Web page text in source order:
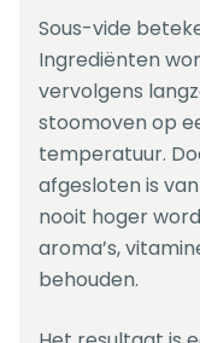
Sous-vide
Ingrediënten
vervolgens
stoomoven op
temperatuur.
afgesloten is
nooit hoger
aroma’s,
behouden.